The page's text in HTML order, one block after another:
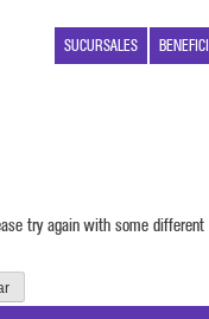
SUCURSALES
try again with some different